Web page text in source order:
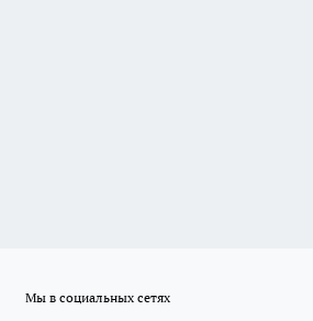
Мы в социальных сетях